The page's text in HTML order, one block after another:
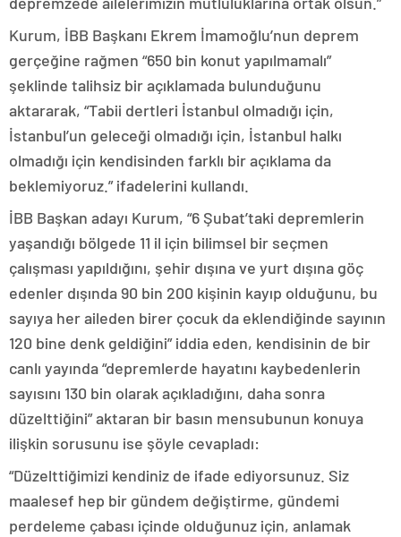
Kurum, İBB Başkanı Ekrem İmamoğlu’nun deprem
gerçeğine rağmen “650 bin konut yapılmamalı”
şeklinde talihsiz bir açıklamada bulunduğunu
aktararak, “Tabii dertleri İstanbul olmadığı için,
İstanbul’un geleceği olmadığı için, İstanbul halkı
olmadığı için kendisinden farklı bir açıklama da
beklemiyoruz.” ifadelerini kullandı.
İBB Başkan adayı Kurum, “6 Şubat’taki depremlerin
yaşandığı bölgede 11 il için bilimsel bir seçmen
çalışması yapıldığını, şehir dışına ve yurt dışına göç
edenler dışında 90 bin 200 kişinin kayıp olduğunu, bu
sayıya her aileden birer çocuk da eklendiğinde sayının
120 bine denk geldiğini” iddia eden, kendisinin de bir
canlı yayında “depremlerde hayatını kaybedenlerin
sayısını 130 bin olarak açıkladığını, daha sonra
düzelttiğini” aktaran bir basın mensubunun konuya
ilişkin sorusunu ise şöyle cevapladı:
“Düzelttiğimizi kendiniz de ifade ediyorsunuz. Siz
maalesef hep bir gündem değiştirme, gündemi
perdeleme çabası içinde olduğunuz için, anlamak